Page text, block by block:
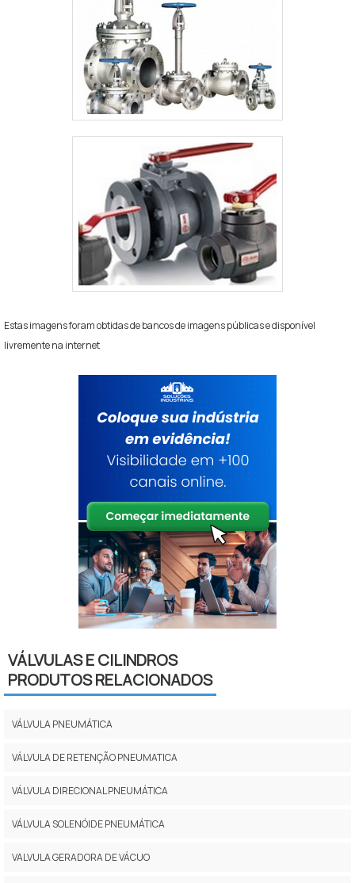
Estas imagens foram obtidas de bancos de imagens públicas e disponível
livremente na internet
VÁLVULAS E CILINDROS
PRODUTOS RELACIONADOS
VÁLVULA PNEUMÁTICA
VÁLVULA DE RETENÇÃO PNEUMATICA
VÁLVULA DIRECIONAL PNEUMÁTICA
VÁLVULA SOLENÓIDE PNEUMÁTICA
VALVULA GERADORA DE VÁCUO